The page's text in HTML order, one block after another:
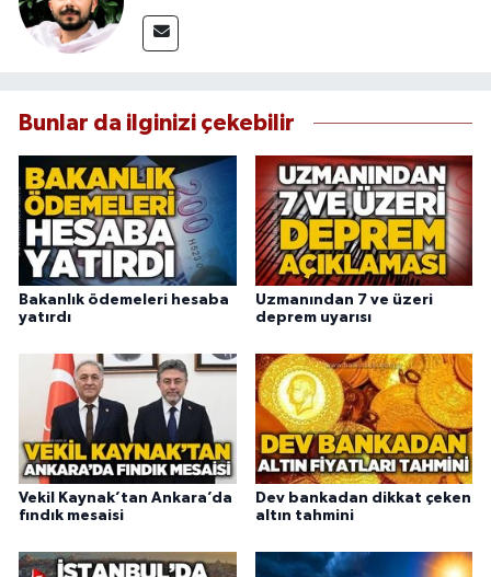
Bunlar da ilginizi çekebilir
Bakanlık ödemeleri hesaba
yatırdı
Uzmanından 7 ve üzeri
deprem uyarısı
Vekil Kaynak’tan Ankara’da
fındık mesaisi
Dev bankadan dikkat çeken
altın tahmini